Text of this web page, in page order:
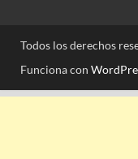
Todos los derechos
Funciona con